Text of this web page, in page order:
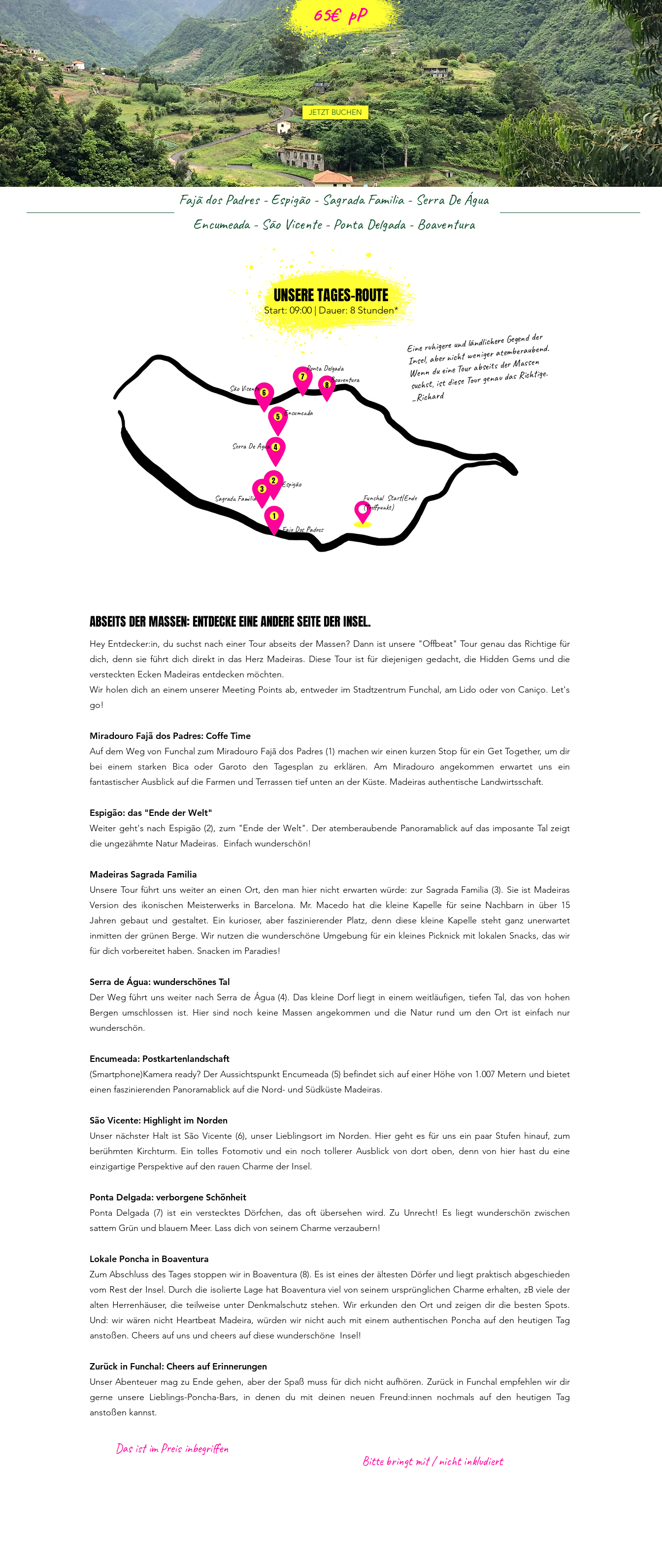
65€ pP
JETZT BUCHEN
Fajã dos Padres - Espigão - Sagrada Familia - Serra De Água
Encumeada - Sāo Vicente - Ponta Delgada - Boaventura
Fajo Dos Padres
São Vicente
Encumeada
Espigão
Sagrada Familia
Serra De Agua
Funchal Start|Ende
(Treffpunkt)
Ponta Delgada
Boaventura
Eine ruhigere und ländlichere Gegend der
Insel, aber nicht weniger atemberaubend.
Wenn du eine Tour abseits der Massen
suchst, ist diese Tour genau das Richtige.
_Richard
UNSERE TAGES-ROUTE
Start: 09:00 | Dauer: 8Stunden*
ABSEITS DER MASSEN: ENTDECKE EINE ANDERE SEITE DER INSEL.
Hey Entdecker:in, du suchst nach einer Tour abseits der Massen? Dann ist unsere "Offbeat" Tour genau das Richtige für
dich, denn sie führt dich direkt in das Herz Madeiras. Diese Tour ist für diejenigen gedacht, die Hidden Gems und die
versteckten Ecken Madeiras entdecken möchten.
Wir holen dich an einem unserer Meeting Points ab, entweder im Stadtzentrum Funchal, am Lido oder von Caniço. Let's
go!
Miradouro Fajã dos Padres: Coffe Time
Auf dem Weg von Funchal zum Miradouro Fajã dos Padres (1) machen wir einen kurzen Stop für ein Get Together, um dir
bei einem starken Bica oder Garoto den Tagesplan zu erklären. Am Miradouro angekommen erwartet uns ein
fantastischer Ausblick auf die Farmen und Terrassen tief unten an der Küste. Madeiras authentische Landwirtsschaft.
Espigão: das "Ende der Welt"
Weiter geht's nach Espigão (2), zum "Ende der Welt". Der atemberaubende Panoramablick auf das imposante Tal zeigt
die ungezähmte Natur Madeiras. Einfach wunderschön!
Madeiras Sagrada Familia
Unsere Tour führt uns weiter an einen Ort, den man hier nicht erwarten würde: zur Sagrada Familia (3). Sie ist Madeiras
Version des ikonischen Meisterwerks in Barcelona. Mr. Macedo hat die kleine Kapelle für seine Nachbarn in über 15
Jahren gebaut und gestaltet. Ein kurioser, aber faszinierender Platz, denn diese kleine Kapelle steht ganz unerwartet
inmitten der grünen Berge. Wir nutzen die wunderschöne Umgebung für ein kleines Picknick mit lokalen Snacks, das wir
für dich vorbereitet haben. Snacken im Paradies!
Serra de Água: wunderschönes Tal
Der Weg führt uns weiter nach Serra de Água (4). Das kleine Dorf liegt in einem weitläufigen, tiefen Tal, das von hohen
Bergen umschlossen ist. Hier sind noch keine Massen angekommen und die Natur rund um den Ort ist einfach nur
wunderschön.
Encumeada: Postkartenlandschaft
(Smartphone)Kamera ready? Der Aussichtspunkt Encumeada (5) befindet sich auf einer Höhe von 1.007 Metern und bietet
einen faszinierenden Panoramablick auf die Nord- und Südküste Madeiras.
São Vicente: Highlight im Norden
Unser nächster Halt ist São Vicente (6), unser Lieblingsort im Norden. Hier geht es für uns ein paar Stufen hinauf, zum
berühmten Kirchturm. Ein tolles Fotomotiv und ein noch tollerer Ausblick von dort oben, denn von hier hast du eine
einzigartige Perspektive auf den rauen Charme der Insel.
Ponta Delgada: verborgene Schönheit
Ponta Delgada (7) ist ein verstecktes Dörfchen, das oft übersehen wird. Zu Unrecht! Es liegt wunderschön zwischen
sattem Grün und blauem Meer. Lass dich von seinem Charme verzaubern!
Lokale Poncha in Boaventura
Zum Abschluss des Tages stoppen wir in Boaventura (8). Es ist eines der ältesten Dörfer und liegt praktisch abgeschieden
vom Rest der Insel. Durch die isolierte Lage hat Boaventura viel von seinem ursprünglichen Charme erhalten, zB viele der
alten Herrenhäuser, die teilweise unter Denkmalschutz stehen. Wir erkunden den Ort und zeigen dir die besten Spots.
Und: wir wären nicht Heartbeat Madeira, würden wir nicht auch mit einem authentischen Poncha auf den heutigen Tag
anstoßen. Cheers auf uns und cheers auf diese wunderschöne Insel!
Zurück in Funchal: Cheers auf Erinnerungen
Unser Abenteuer mag zu Ende gehen, aber der Spaß muss für dich nicht aufhören. Zurück in Funchal empfehlen wir dir
gerne unsere Lieblings-Poncha-Bars, in denen du mit deinen neuen Freund:innen nochmals auf den heutigen Tag
anstoßen kannst.
Bitte bringt mit / nicht inkludiert
Das ist im Preis inbegriffen